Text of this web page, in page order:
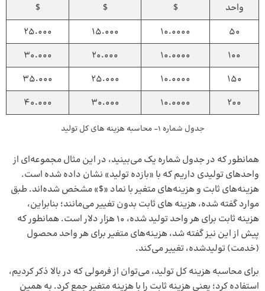
واحد
$
$
$
50
10.0000
15.000
25.000
100
10.0000
20.000
30.000
150
10.0000
25.000
35.000
200
10.0000
30.000
40.000
جدول شماره 1- محاسبه هزینه‌ های کل تولید
همانطور که در جدول شماره یک می‌بینید، در این مثال مجموعه‌‌ای از
واحدهای تولیدی داریم که با «بازده تولید» نشان داده شده است.
هزینه‌های ثابت و هزینه‌های متغیر با نماد «$» مشخص شده‌اند. طبق
موارد گفته شده، هزینه ‌های ثابت بدون تغییر می‌مانند؛ بنابراین،
هزینه ثابت برای هر واحد تولید شده، 10 هزار دلار است. همانطور که
پیش از این نیز گفته شد، هزینه‌های متغیر برای هر واحد محصول
(خدمت) تولیدشده، تغییر می‌کند.
برای محاسبه هزینه کل تولید، می‌توان از فرمولی که در بالا ذکر کردیم،
استفاده کرد؛ یعنی هزینه‌ ثابت را با هزینه متغیر جمع کرد. به همین